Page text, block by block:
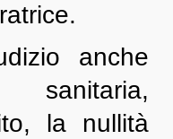
anche
la nullità